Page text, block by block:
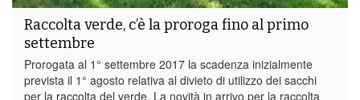
Raccolta verde, c’è la proroga fino al primo
settembre
Prorogata al 1° settembre 2017 la scadenza inizialmente
prevista il 1° agosto relativa al divieto di utilizzo dei sacchi
per la raccolta del verde. La novità in arrivo per la raccolta